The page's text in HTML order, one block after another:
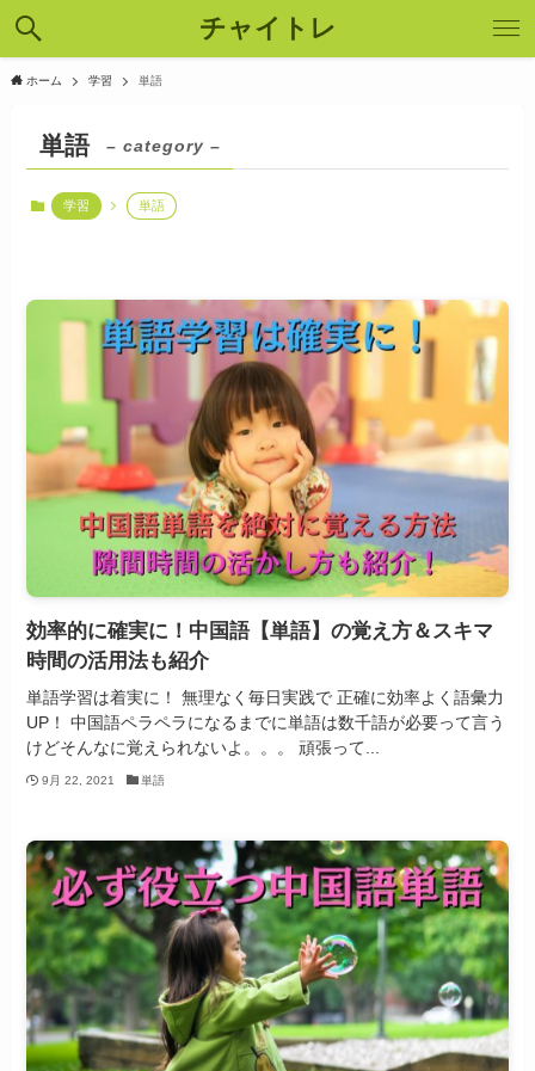
チャイトレ
ホーム 学習 単語
単語 – category –
学習 単語
効率的に確実に！中国語【単語】の覚え方＆スキマ
時間の活用法も紹介
単語学習は着実に！ 無理なく毎日実践で 正確に効率よく語彙力
UP！ 中国語ペラペラになるまでに単語は数千語が必要って言う
けどそんなに覚えられないよ。。。 頑張って...
9月 22, 2021 単語